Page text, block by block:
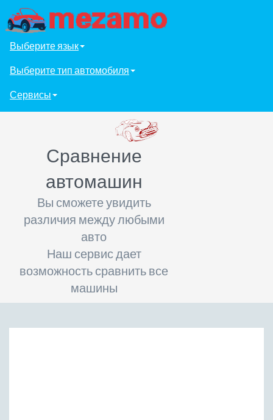
Выберите язык
Выберите тип автомобиля
Сервисы
Сравнение
автомашин
Вы сможете увидить
различия между любыми
авто
Наш сервис дает
возможность сравнить все
машины